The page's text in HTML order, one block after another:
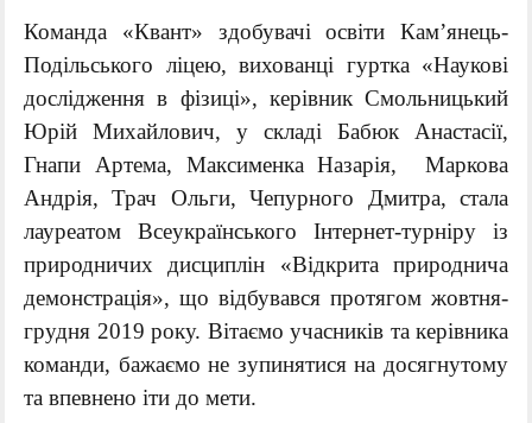
Команда «Квант» здобувачі освіти Кам’янець-
Подільського ліцею, вихованці гуртка «Наукові
дослідження в фізиці», керівник Смольницький
Юрій Михайлович, у складі Бабюк Анастасії,
Гнапи Артема, Максименка Назарія, Маркова
Андрія, Трач Ольги, Чепурного Дмитра, стала
лауреатом Всеукраїнського Інтернет-турніру із
природничих дисциплін «Відкрита природнича
демонстрація», що відбувався протягом жовтня-
грудня 2019 року. Вітаємо учасників та керівника
команди, бажаємо не зупинятися на досягнутому
та впевнено іти до мети.